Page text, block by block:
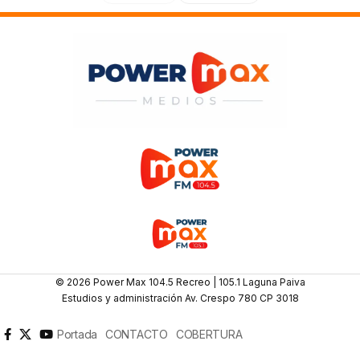
© 2026 Power Max 104.5 Recreo | 105.1 Laguna Paiva
Estudios y administración Av. Crespo 780 CP 3018
Portada CONTACTO COBERTURA